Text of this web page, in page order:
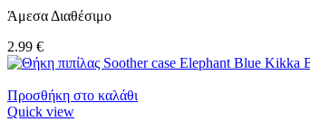
Άμεσα Διαθέσιμο
2.99 €
Προσθήκη στο καλάθι
Quick view